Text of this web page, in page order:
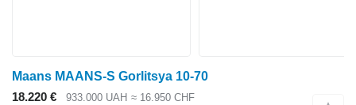
Maans MAANS-S Gorlitsya 10-70
18.220 €
933.000 UAH ≈ 16.950 CHF